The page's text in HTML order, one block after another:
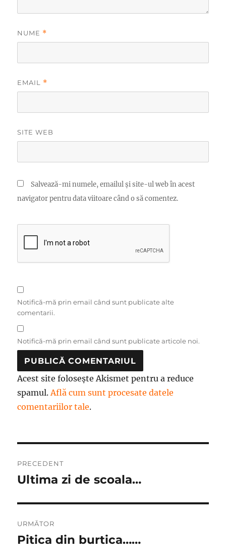
NUME *
EMAIL *
SITE WEB
Salvează-mi numele, emailul și site-ul web în acest
navigator pentru data viitoare când o să comentez.
Notifică-mă prin email când sunt publicate alte
comentarii.
Notifică-mă prin email când sunt publicate articole noi.
Acest site folosește Akismet pentru a reduce
spamul.Află cum sunt procesate datele
comentariilor tale.
în
PRECEDENT
Articolul
Ultima zi de scoala…
URMĂTOR
Articolul
Pitica din burtica……